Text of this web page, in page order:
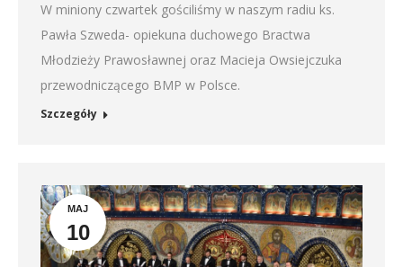
W miniony czwartek gościliśmy w naszym radiu ks.
Pawła Szweda- opiekuna duchowego Bractwa
Młodzieży Prawosławnej oraz Macieja Owsiejczuka
przewodniczącego BMP w Polsce.
Szczegóły
MAJ
10